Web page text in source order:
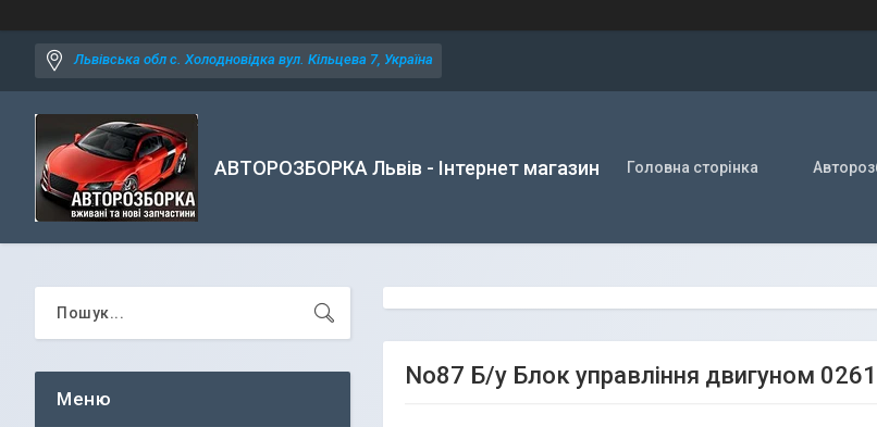
Львівська обл с. Холодновідка вул. Кільцева 7, Україна
АВТОРОЗБОРКА Львів - Інтернет магазин Головна сторінка
No87 Б/у Блок управління двигуном